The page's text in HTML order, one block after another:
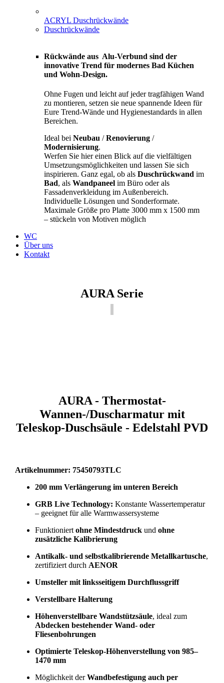
ACRYL Duschrückwände
Duschrückwände
Rückwände aus Alu-Verbund sind der
innovative Trend für modernes Bad Küchen
und Wohn-Design.
Ohne Fugen und leicht auf jeder tragfähigen Wand
zu montieren, setzen sie neue spannende Ideen für
Eure Trend-Wände und Hygienestandards in allen
Bereichen.
Ideal bei Neubau /Renovierung /
Modernisierung.
Werfen Sie hier einen Blick auf die vielfältigen
Umsetzungsmöglichkeiten und lassen Sie sich
inspirieren. Ganz egal, ob als Duschrückwand im
Bad, als Wandpaneel im Büro oder als
Fassadenverkleidung im Außenbereich.
Individuelle Lösungen und Sonderformate.
Maximale Größe pro Platte 3000 mm x 1500 mm
– stückeln von Motiven möglich
WC
Über uns
Kontakt
AURA Serie
AURA - Thermostat-
Wannen-/Duscharmatur mit
Teleskop-Duschsäule - Edelstahl PVD
Artikelnummer: 75450793TLC
200 mm Verlängerung im unteren Bereich
GRB Live Technology: Konstante Wassertemperatur
– geeignet für alle Warmwassersysteme
Funktioniert ohne Mindestdruckund ohne
zusätzliche Kalibrierung
Antikalk- und selbstkalibrierende Metallkartusche,
zertifiziert durch AENOR
Umsteller mit linksseitigem Durchflussgriff
Verstellbare Halterung
Höhenverstellbare Wandstützsäule, ideal zum
Abdecken bestehender Wand- oder
Fliesenbohrungen
Optimierte Teleskop-Höhenverstellung von 985–
1470 mm
Möglichkeit derWandbefestigung auch per